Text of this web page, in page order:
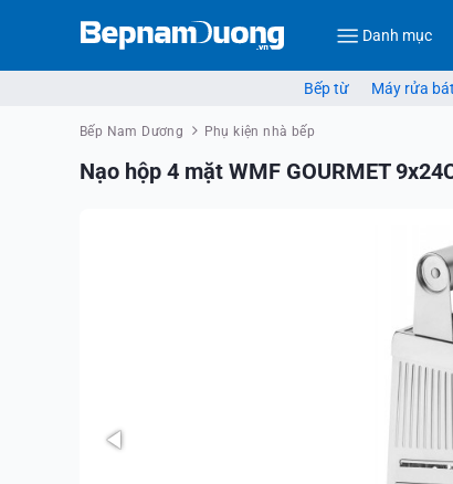
Danh mục
Bếp từ Máy rửa bát
Bếp Nam Dương Phụ kiện nhà bếp
Nạo hộp 4 mặt WMF GOURMET